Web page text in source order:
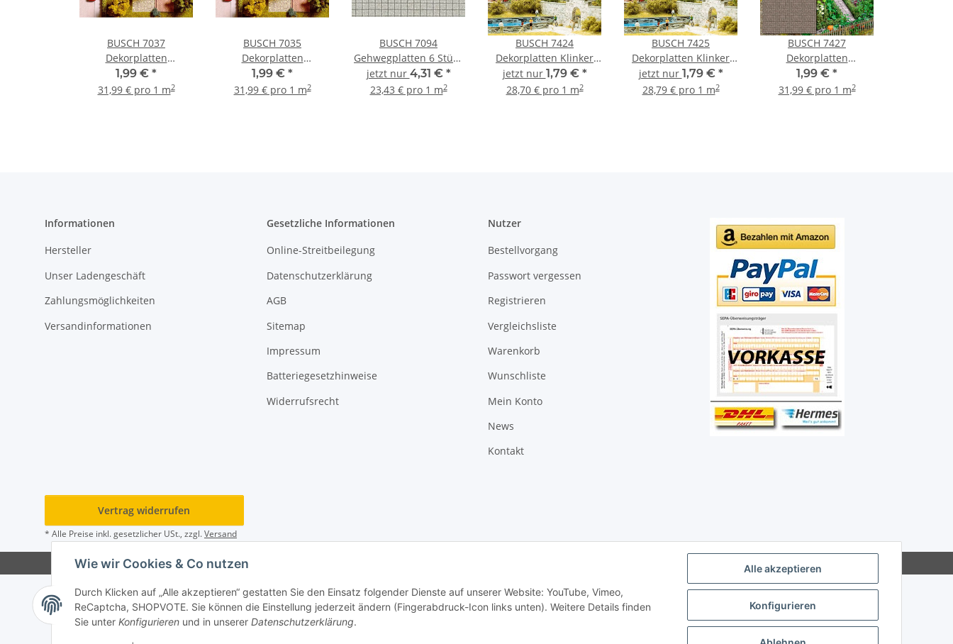
Alle akzeptieren
Konfigurieren
Wie wir Cookies & Co nutzen
Durch Klicken auf „Alle akzeptieren“ gestatten Sie den Einsatz folgender Dienste auf unserer Website: YouTube, Vimeo,
ReCaptcha, SHOPVOTE. Sie können die Einstellung jederzeit ändern (Fingerabdruck-Icon links unten). Weitere Details finden
Sie unter Konfigurieren und in unserer Datenschutzerklärung.
BUSCH 7037
Dekorplatten
Terrassenbelag 2 Stück
Spur H0 und TT
1,99 € *
31,99 € pro 1 m2
BUSCH 7035
Dekorplatten
Verbundpflaster 2
Stück Spur H0 und TT
1,99 € *
31,99 € pro 1 m2
BUSCH 7094
Gehwegplatten 6 Stück
Spur H0 TT und N
jetzt nur 4,31 € *
23,43 € pro 1 m2
BUSCH 7424
Dekorplatten Klinker
dunkel 2 Stück Spur H0
und TT
jetzt nur 1,79 € *
28,70 € pro 1 m2
BUSCH 7425
Dekorplatten Klinker
rot 2 Stück Spur H0 und
TT
jetzt nur 1,79 € *
28,79 € pro 1 m2
BUSCH 7427
Dekorplatten
Naturstein 2 Stück Spur
H0
1,99 € *
31,99 € pro 1 m2
Informationen
Hersteller
Unser Ladengeschäft
Zahlungsmöglichkeiten
Versandinformationen
Gesetzliche Informationen
Online-Streitbeilegung
Datenschutzerklärung
AGB
Sitemap
Impressum
Batteriegesetzhinweise
Widerrufsrecht
Nutzer
Bestellvorgang
Passwort vergessen
Registrieren
Vergleichsliste
Warenkorb
Wunschliste
Mein Konto
News
Kontakt
Vertrag widerrufen
* Alle Preise inkl. gesetzlicher USt., zzgl.Versand